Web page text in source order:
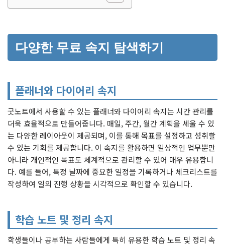
다양한 무료 속지 탐색하기
플래너와 다이어리 속지
굿노트에서 사용할 수 있는 플래너와 다이어리 속지는 시간 관리를
더욱 효율적으로 만들어줍니다. 매일, 주간, 월간 계획을 세울 수 있
는 다양한 레이아웃이 제공되며, 이를 통해 목표를 설정하고 성취할
수 있는 기회를 제공합니다. 이 속지를 활용하면 일상적인 업무뿐만
아니라 개인적인 목표도 체계적으로 관리할 수 있어 매우 유용합니
다. 예를 들어, 특정 날짜에 중요한 일정을 기록하거나 체크리스트를
작성하여 일의 진행 상황을 시각적으로 확인할 수 있습니다.
학습 노트 및 정리 속지
학생들이나 공부하는 사람들에게 특히 유용한 학습 노트 및 정리 속